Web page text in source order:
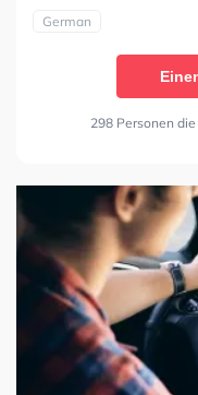
German
298 Personen